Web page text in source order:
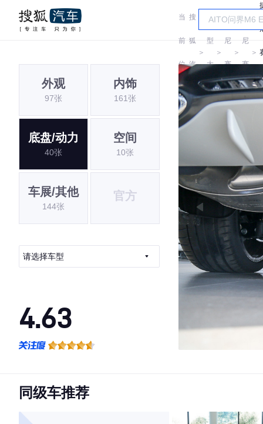
当
前
位
置:
搜
狐
汽
＞
车
型
大
全
＞
捷
尼
赛
思
＞
捷
尼
赛
思
＞
外观
97张
内饰
161张
底盘/动力
40张
空间
10张
车展/其他
144张
官方
请选择车型
4.63
·空间表现一般，低于83%同级车
同级车推荐